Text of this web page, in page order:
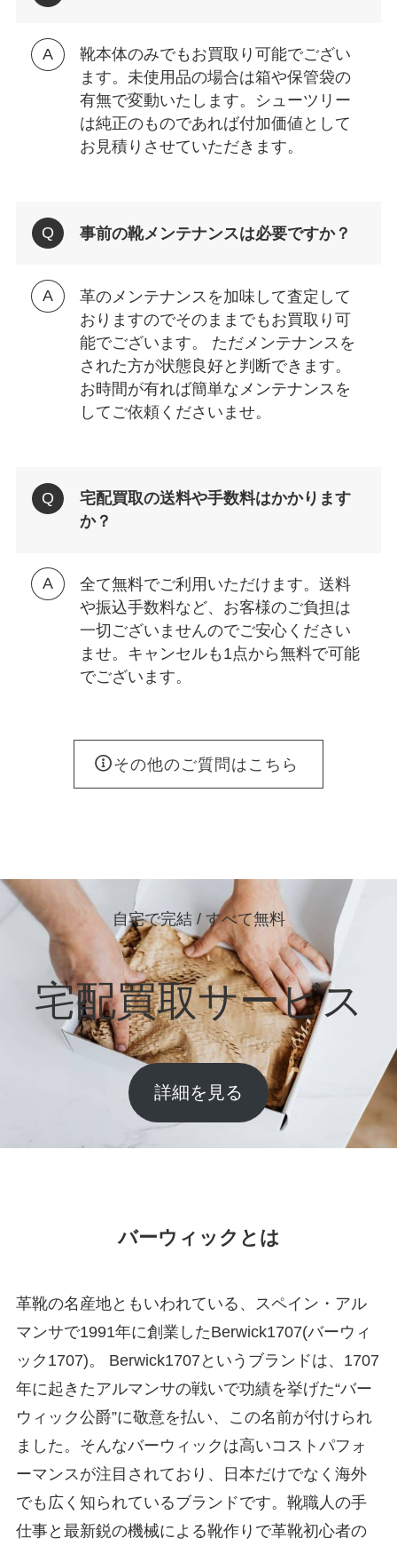
靴本体のみでもお買取り可能でござい
ます。未使用品の場合は箱や保管袋の
有無で変動いたします。シューツリー
は純正のものであれば付加価値として
お見積りさせていただきます。
事前の靴メンテナンスは必要ですか？
革のメンテナンスを加味して査定して
おりますのでそのままでもお買取り可
能でございます。 ただメンテナンスを
された方が状態良好と判断できます。
お時間が有れば簡単なメンテナンスを
してご依頼くださいませ。
宅配買取の送料や手数料はかかります
か？
全て無料でご利用いただけます。送料
や振込手数料など、お客様のご負担は
一切ございませんのでご安心ください
ませ。キャンセルも1点から無料で可能
でございます。
その他のご質問はこちら
自宅で完結 / すべて無料
宅配買取サービス
詳細を見る
バーウィックとは
革靴の名産地ともいわれている、スペイン・アル
マンサで1991年に創業したBerwick1707(バーウィ
ック1707)。 Berwick1707というブランドは、1707
年に起きたアルマンサの戦いで功績を挙げた“バー
ウィック公爵”に敬意を払い、この名前が付けられ
ました。そんなバーウィックは高いコストパフォ
ーマンスが注目されており、日本だけでなく海外
でも広く知られているブランドです。靴職人の手
仕事と最新鋭の機械による靴作りで革靴初心者の